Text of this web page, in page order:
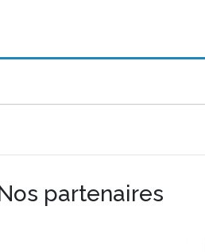
partenaires